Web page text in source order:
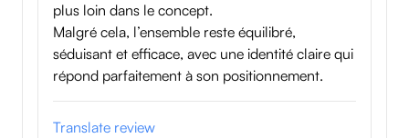
plus loin dans le concept.
Malgré cela, l’ensemble reste équilibré,
séduisant et efficace, avec une identité claire qui
répond parfaitement à son positionnement.
Translate review